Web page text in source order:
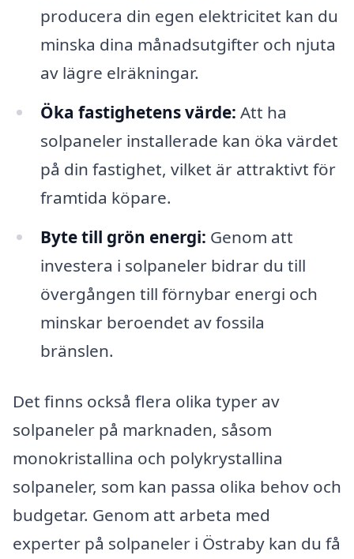
producera din egen elektricitet kan du
minska dina månadsutgifter och njuta
av lägre elräkningar.
Öka fastighetens värde: Att ha
solpaneler installerade kan öka värdet
på din fastighet, vilket är attraktivt för
framtida köpare.
Byte till grön energi: Genom att
investera i solpaneler bidrar du till
övergången till förnybar energi och
minskar beroendet av fossila
bränslen.
Det finns också flera olika typer av
solpaneler på marknaden, såsom
monokristallina och polykrystallina
solpaneler, som kan passa olika behov och
budgetar. Genom att arbeta med
experter på solpaneler i Östraby kan du få